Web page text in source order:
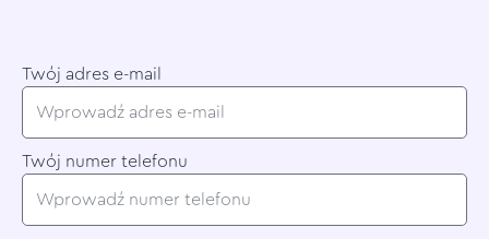
Twój adres e-mail
Twój numer telefonu